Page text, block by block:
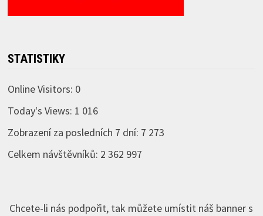
STATISTIKY
Online Visitors: 0
Today's Views: 1 016
Zobrazení za posledních 7 dní: 7 273
Celkem návštěvníků: 2 362 997
Chcete-li nás podpořit, tak můžete umístit náš banner s